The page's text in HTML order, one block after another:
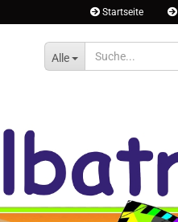
Startseite
Alle